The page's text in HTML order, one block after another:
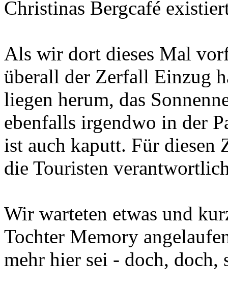
Christinas Bergcafé
Als wir dort dieses Mal
überall der Zerfall Einzug
liegen herum, das
ebenfalls irgendwo in der
ist auch kaputt. Für diesen
die Touristen
Wir warteten etwas und
Tochter Memory
mehr hier sei - doch, doch,